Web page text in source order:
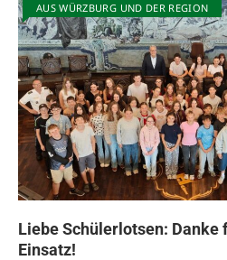
AUS WÜRZBURG UND DER REGION
Liebe Schülerlotsen: Danke
Einsatz!